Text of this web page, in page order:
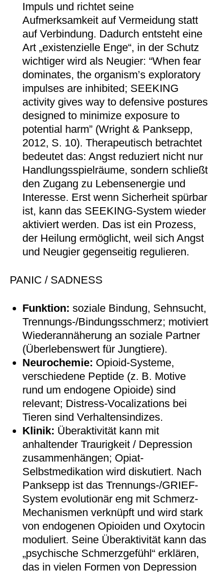
Impuls und richtet seine
Aufmerksamkeit auf Vermeidung statt
auf Verbindung. Dadurch entsteht eine
Art „existenzielle Enge“, in der Schutz
wichtiger wird als Neugier: “When fear
dominates, the organism’s exploratory
impulses are inhibited; SEEKING
activity gives way to defensive postures
designed to minimize exposure to
potential harm” (Wright & Panksepp,
2012, S. 10). Therapeutisch betrachtet
bedeutet das: Angst reduziert nicht nur
Handlungsspielräume, sondern schließt
den Zugang zu Lebensenergie und
Interesse. Erst wenn Sicherheit spürbar
ist, kann das SEEKING-System wieder
aktiviert werden. Das ist ein Prozess,
der Heilung ermöglicht, weil sich Angst
und Neugier gegenseitig regulieren.
PANIC / SADNESS
Funktion: soziale Bindung, Sehnsucht,
Trennungs-/Bindungsschmerz; motiviert
Wiederannäherung an soziale Partner
(Überlebenswert für Jungtiere).
Neurochemie: Opioid-Systeme,
verschiedene Peptide (z. B. Motive
rund um endogene Opioide) sind
relevant; Distress-Vocalizations bei
Tieren sind Verhaltensindizes.
Klinik: Überaktivität kann mit
anhaltender Traurigkeit / Depression
zusammenhängen; Opiat-
Selbstmedikation wird diskutiert. Nach
Panksepp ist das Trennungs-/GRIEF-
System evolutionär eng mit Schmerz-
Mechanismen verknüpft und wird stark
von endogenen Opioiden und Oxytocin
moduliert. Seine Überaktivität kann das
„psychische Schmerzgefühl“ erklären,
das in vielen Formen von Depression